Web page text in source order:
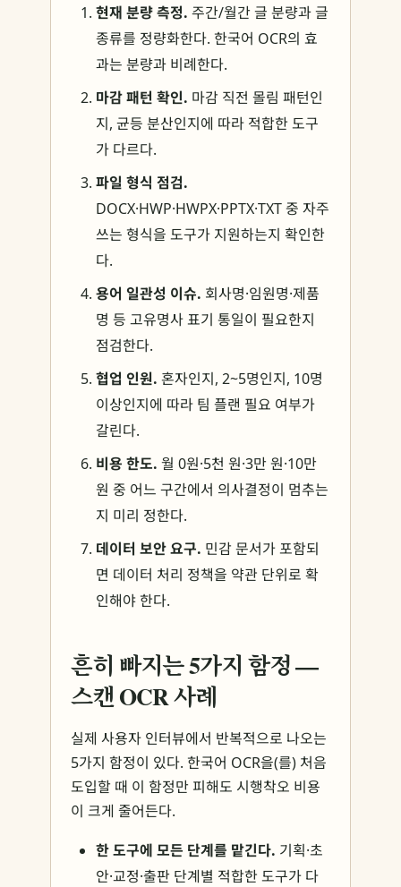
현재 분량 측정. 주간/월간 글 분량과 글
종류를 정량화한다. 한국어 OCR의 효
과는 분량과 비례한다.
마감 패턴 확인. 마감 직전 몰림 패턴인
지, 균등 분산인지에 따라 적합한 도구
가 다르다.
파일 형식 점검.
DOCX·HWP·HWPX·PPTX·TXT 중 자주
쓰는 형식을 도구가 지원하는지 확인한
다.
용어 일관성 이슈. 회사명·임원명·제품
명 등 고유명사 표기 통일이 필요한지
점검한다.
협업 인원. 혼자인지, 2~5명인지, 10명
이상인지에 따라 팀 플랜 필요 여부가
갈린다.
비용 한도. 월 0원·5천 원·3만 원·10만
원 중 어느 구간에서 의사결정이 멈추는
지 미리 정한다.
데이터 보안 요구. 민감 문서가 포함되
면 데이터 처리 정책을 약관 단위로 확
인해야 한다.
흔히 빠지는 5가지 함정 —
스캔 OCR 사례
실제 사용자 인터뷰에서 반복적으로 나오는
5가지 함정이 있다. 한국어 OCR을(를) 처음
도입할 때 이 함정만 피해도 시행착오 비용
이 크게 줄어든다.
한 도구에 모든 단계를 맡긴다. 기획·초
안·교정·출판 단계별 적합한 도구가 다